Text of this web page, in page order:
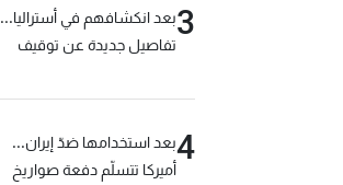
3بعد انكشافهم في أستراليا...
تفاصيل جديدة عن توقيف
4بعد استخدامها ضدّ إيران...
أميركا تتسلّم دفعة صواريخ